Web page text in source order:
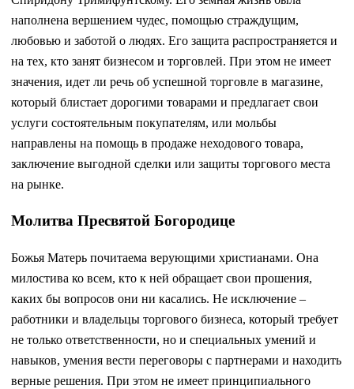
наполнена вершением чудес, помощью страждущим,
любовью и заботой о людях. Его защита распространяется и
на тех, кто занят бизнесом и торговлей. При этом не имеет
значения, идет ли речь об успешной торговле в магазине,
который блистает дорогими товарами и предлагает свои
услуги состоятельным покупателям, или мольбы
направлены на помощь в продаже неходового товара,
заключение выгодной сделки или защиты торгового места
на рынке.
Молитва Пресвятой Богородице
Божья Матерь почитаема верующими христианами. Она
милостива ко всем, кто к ней обращает свои прошения,
каких бы вопросов они ни касались. Не исключение –
работники и владельцы торгового бизнеса, который требует
не только ответственности, но и специальных умений и
навыков, умения вести переговоры с партнерами и находить
верные решения. При этом не имеет принципиального